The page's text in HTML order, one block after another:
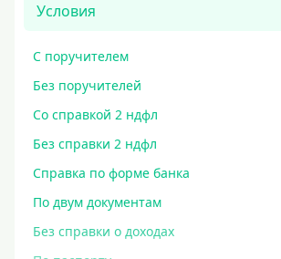
Условия
С поручителем
Без поручителей
Со справкой 2 ндфл
Без справки 2 ндфл
Справка по форме банка
По двум документам
Без справки о доходах